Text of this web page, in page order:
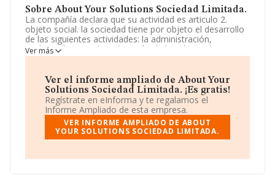
Sobre About Your Solutions Sociedad Limitada.
La compañía declara que su actividad es articulo 2.
objeto social. la sociedad tiene por objeto el desarrollo
de las siguientes actividades: la administración,
explotación, gestión y dirección de hoteles, así como,
actividades de restauración de bares, cafeterías,
festivales de música. La empresa es una Sociedad
Limitada. Su actividad CNAE es 'Actividades jurídicas'
con código 6910. La sociedad no tiene actividad en
mercados exteriores.
La empresa españolaAbout Your Solutions Sociedad
Limitada, CIF B10857514, tiene domicilio fiscal en Calle
Valencia, Comunidad Valenciana.
Ver más
Ver el informe ampliado de About Your
Solutions Sociedad Limitada. ¡Es gratis!
Regístrate en eInforma y te regalamos el
Informe Ampliado de esta empresa.
VER INFORME AMPLIADO DE ABOUT
YOUR SOLUTIONS SOCIEDAD LIMITADA.